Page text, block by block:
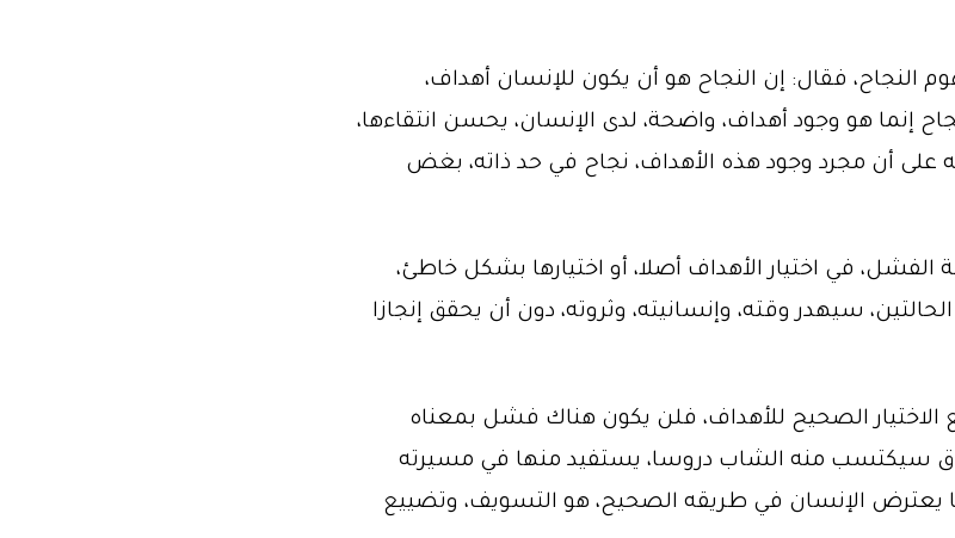
النجاح، فقال: إن النجاح هو أن يكون للإنسان أهداف،
إنما هو وجود أهداف، واضحة، لدى الإنسان، يحسن انتقاءها،
على أن مجرد وجود هذه الأهداف، نجاح في حد ذاته، بغض
الفشل، في اختيار الأهداف أصلا، أو اختيارها بشكل خاطئ،
سيهدر وقته، وإنسانيته، وثروته، دون أن يحقق إنجازا
مع الاختيار الصحيح للأهداف، فلن يكون هناك فشل بمعناه
سيكتسب منه الشاب دروسا، يستفيد منها في مسيرته
يعترض الإنسان في طريقه الصحيح، هو التسويف، وتضييع